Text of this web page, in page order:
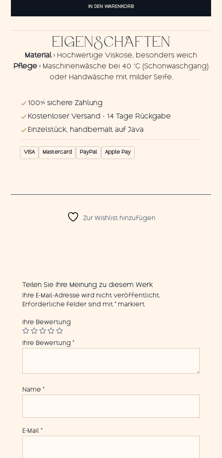
Menge
IN DEN WARENKORB
EIGENSCHAFTEN
Material : Hochwertige Viskose, besonders weich
Pflege : Maschinenwäsche bei 40 °C (Schonwaschgang)
oder Handwäsche mit milder Seife.
100% sichere Zahlung
Kostenloser Versand · 14 Tage Rückgabe
Einzelstück, handbemalt auf Java
VISA Mastercard PayPal Apple Pay
Zur Wishlist hinzufügen
Teilen Sie Ihre Meinung zu diesem Werk
Ihre E-Mail-Adresse wird nicht veröffentlicht.
Erforderliche Felder sind mit*markiert
Ihre Bewertung
Ihre Bewertung *
Name *
E-Mail *